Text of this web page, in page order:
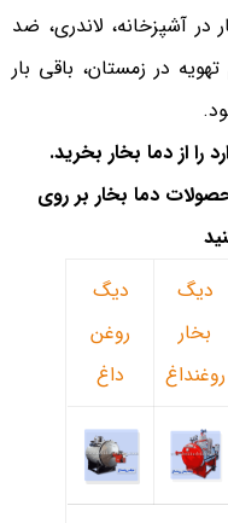
در آشپزخانه، لاندری، ضد
در زمستان، باقی بار
را از دما بخار بخرید.
دما بخار بر روی
دیگ
بخار
روغنداغ
دیگ
روغن
داغ